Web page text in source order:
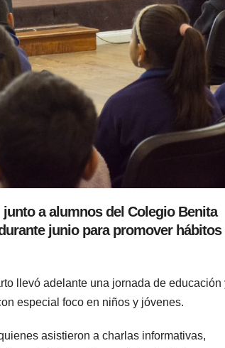
a alumnos del Colegio Benita
junio para promover hábitos
llevó adelante una jornada de educación
especial foco en niños y jóvenes.
asistieron a charlas informativas,